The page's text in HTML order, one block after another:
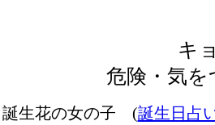
キ
危険・気
誕生花の女の子 (誕生日占